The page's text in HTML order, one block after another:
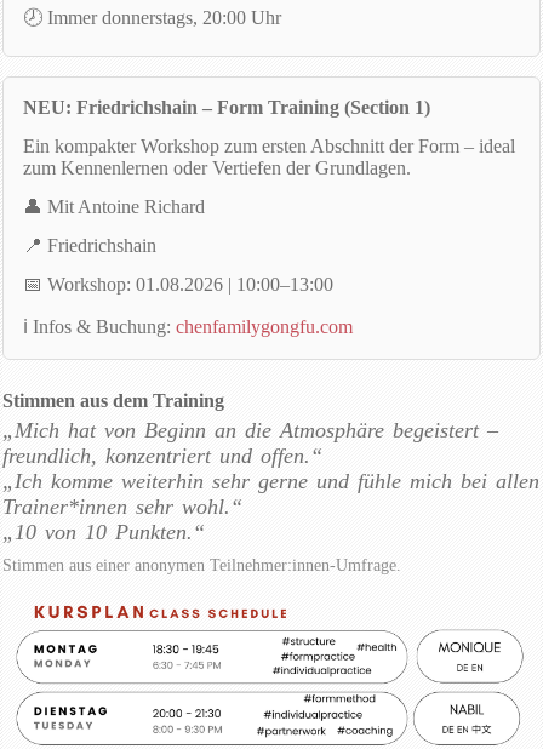
🕗 Immer donnerstags, 20:00 Uhr
NEU: Friedrichshain – Form Training (Section 1)
Ein kompakter Workshop zum ersten Abschnitt der Form – ideal
zum Kennenlernen oder Vertiefen der Grundlagen.
👤 Mit Antoine Richard
📍 Friedrichshain
📅 Workshop: 01.08.2026 | 10:00–13:00
ℹ️ Infos & Buchung: chenfamilygongfu.com
Stimmen aus dem Training
„Mich hat von Beginn an die Atmosphäre begeistert –
freundlich, konzentriert und offen.“
„Ich komme weiterhin sehr gerne und fühle mich bei allen
Trainer*innen sehr wohl.“
„10 von 10 Punkten.“
Stimmen aus einer anonymen Teilnehmer:innen-Umfrage.